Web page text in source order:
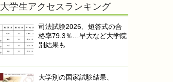
大学生アクセスランキング
司法試験2026、短答式の合
格率79.3％…早大など大学院
別結果も
大学別の国家試験結果、